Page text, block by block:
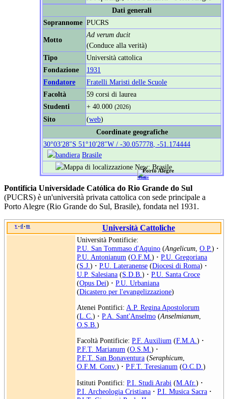
Dati generali
Soprannome PUCRS
Motto
Ad verum ducit
(Conduce alla verità)
Tipo
Università cattolica
Fondazione
1931
Fondatore
Fratelli Maristi delle Scuole
Facoltà
59 corsi di laurea
Studenti
+ 40.000 (2026)
Sito (web)
Coordinate geografiche
30°03′28″S 51°10′28″W / -30.057778, -51.174444
Brasile
Porto Alegre
Pontifícia Universidade Católica do Rio Grande do Sul
(PUCRS) è un'università privata cattolica con sede principale a
Porto Alegre (Rio Grande do Sul, Brasile), fondata nel 1931.
v • d • m Università Cattoliche
Università Pontificie:
P.U. San Tommaso d'Aquino (Angelicum O.P.) ·
P.U. Antonianum (O.F.M. ) · P.U. Gregoriana
(S.J. ) · P.U. Lateranense (Diocesi di Roma) ·
U.P. Salesiana (S.D.B. ) · P.U. Santa Croce
(Opus Dei) · P.U. Urbaniana
(Dicastero per l'evangelizzazione)
Atenei Pontifici: A.P. Regina Apostolorum
(L.C. ) · P.A. Sant'Anselmo (Anselmianum
O.S.B. )
Facoltà Pontificie: P.F. Auxilium (F.M.A.) ·
P.F.T. Marianum (O.S.M.) ·
P.F.T. San Bonaventura (Seraphicum,
O.F.M. Conv.) · P.F.T. Teresianum (O.C.D.)
Istituti Pontifici: P.I. Studi Arabi (M.Afr.) ·
P.I. Archeologia Cristiana · P.I. Musica Sacra ·